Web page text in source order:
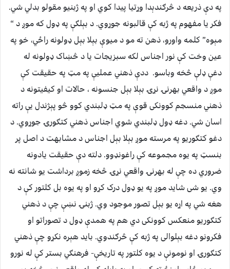
په دې ذریعه د څرګندېدا وړتیا پیدا کوي او په ژبنیو مقولو بدلي شي.
فکر یا مفهوم په ژبه کې قالبونه جوړوي. د بېلګې په ډول که موږ د “
مېوه” کلمه واورو، ذهن ته مو د میوې بېلا بېل ډولونه راځي، خو په
عین وخت کې نور اجناس لکه سبزیجات یا د څښاک ډولونه له
دغې ډلې څخه وباسو. ددې ذهني عملیې په مټ په حقیقت کې
موږ د واقعي بهرنۍ نړۍ بېلا بېل جنسونه ، حالات او کیفیتونه د
ذهني منسجم کوونکی قوې په مټ ډلبندي کوو څو پېژندل یې راته
اسان شي. دغه ډول ډلبندي شوي اجناس ذهني کتګورۍ جوړوي. د
دغو کتګوریو په مرسته موږ بېلا بېل اجناس د مشابهت د اصل پر
بنسټ په یوه مجموعه کې راغونډوو. دلته دې حقیقت یادونه
ضروري ده چې له بهرنۍ واقعي نړۍ څخه زموږ برداشت یو شانته نه
وي. یو شی شاید موږ په یو ډول درک کړو او په یوه بل کلتور کې د
هغه شي په اړه یو بېل تصور موجود وي. ژبنۍ نښې چې د ذهني
کتګوریو منعکس کوونکی دي هم په همدې ډول د تصوراتو او
فکرونو دغه بېلوالی په ژبه کې څرګندوي. باید هېره نکړو چې ذهني
کتګورۍ او نومونې د یوه کلتور په تاریخې- فرهنګي بستر کې له نورو